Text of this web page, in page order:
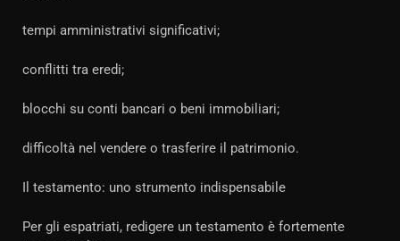
tempi amministrativi significativi;
conflitti tra eredi;
blocchi su conti bancari o beni immobiliari;
difficoltà nel vendere o trasferire il patrimonio.
Il testamento: uno strumento indispensabile
Per gli espatriati, redigere un testamento è fortemente